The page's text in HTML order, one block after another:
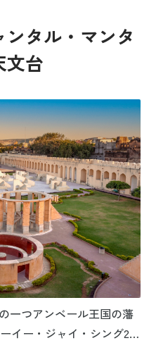
タル・マンタ
文台
一つアンベール王国の藩
イー・ジャイ・シング2世